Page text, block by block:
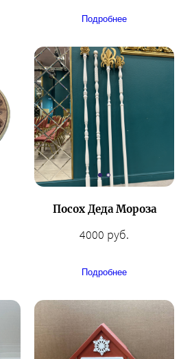
Подробнее
Посох Деда Мороза
4000 руб.
Подробнее